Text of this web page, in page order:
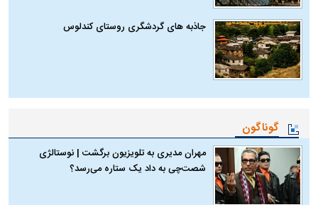
جاذبه های گردشگری روستای کندلوس
گوناگون
مهران مدیری به تلویزیون برگشت | نوستالژی
شصت‌چی به داد یک ستاره می‌رسد؟